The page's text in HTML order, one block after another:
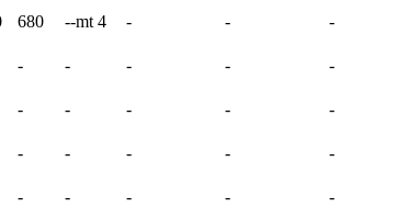
680 --mt 4 - - -
- - - - -
- - - - -
- - - - -
- - - - -